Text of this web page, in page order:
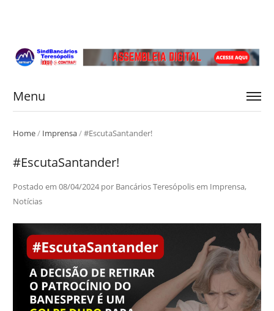
Menu
Home/ Imprensa/#EscutaSantander!
#EscutaSantander!
Postado em 08/04/2024por Bancários Teresópolisem Imprensa,
Notícias